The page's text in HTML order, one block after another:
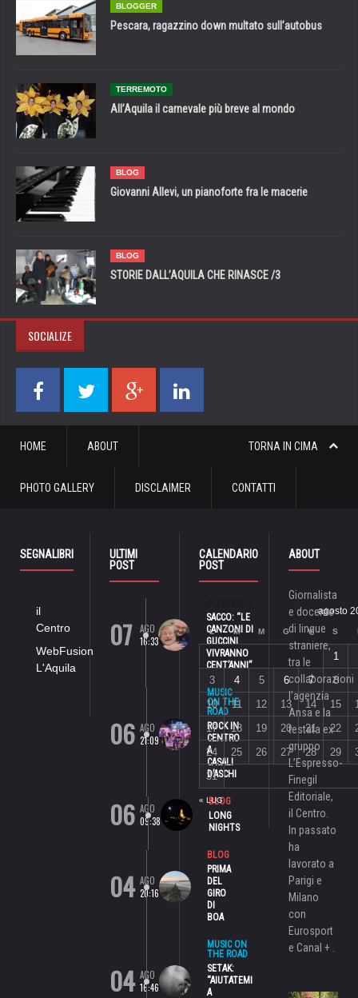
BLOGGER
Pescara, ragazzino down multato sull’autobus
TERREMOTO
All’Aquila il carnevale più breve al mondo
BLOG
Giovanni Allevi, un pianoforte fra le macerie
BLOG
STORIE DALL’AQUILA CHE RINASCE /3
SOCIALIZE
TORNA IN CIMA
HOME ABOUT
PHOTO GALLERY DISCLAIMER CONTATTI
SEGNALIBRI
il
Centro
WebFusion
L'Aquila
ULTIMI
POST
07
AGO
16:33
SACCO: “LE
CANZONI DI
GUCCINI
VIVRANNO
CENT’ANNI”
06 AGO
21:09
MUSIC
ON THE
ROAD
ROCK IN
CENTRO
A
CASALI
D’ASCHI
06 AGO
09:38
BLOG
LONG
NIGHTS
04 AGO
20:16
BLOG
PRIMA
DEL
GIRO
DI
BOA
04 AGO
16:46
MUSIC ON
THE ROAD
SETAK:
“AIUTATEMI
A
CALENDARIO
POST
agosto
L M M G V S
« LUG
1
3
4 5 6 7 8
10
11 12 13 14 15
17
18 19 20 21 22
24
25 26 27 28 29
31
ABOUT
Giornalista
e docente
di lingue
straniere,
tra le
collaborazioni
l’agenzia
Ansa e la
testata ex
gruppo
L’Espresso-
Finegil
Editoriale,
il Centro.
In passato
ha
lavorato a
Parigi e
Milano
con
Eurosport
e Canal + .